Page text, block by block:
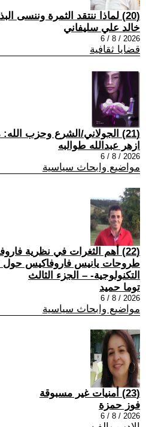
(20) لماذا ننتقد الثمرة وننسى البذرة؟
خالد علي سليفاني
2026 / 8 / 6
قضايا ثقافية
(21) الجولاني/الشرع وحزب الله: ما الذي تغيّر..؟!
ازهر عبدالله طوالبه
2026 / 8 / 6
مواضيع وابحاث سياسية
(22) أهم الثغرات في نظرية
طروحات يانيس فاروفاكيس حول -
التكنولوجية- – الجزء الثالث
توما حميد
2026 / 8 / 6
مواضيع وابحاث سياسية
(23) أمنيات غير مسبوقة
فوز حمزة
2026 / 8 / 6